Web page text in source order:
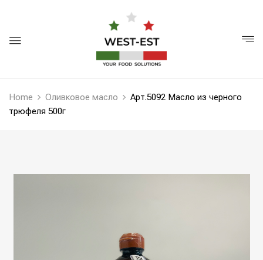
Home Оливковое масло
Арт.5092 Масло из черного
трюфеля 500г